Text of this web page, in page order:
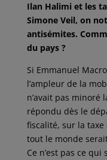
Ilan Halimi et les
Simone Veil, on
antisémites.
du pays ?
Si Emmanuel
l’ampleur de la
n’avait pas minoré
répondu dès le
fiscalité, sur la taxe
tout le monde
Ce n’est pas ce qui